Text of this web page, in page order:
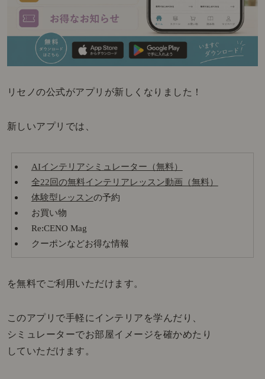
リセノの公式がアプリが新しくなりました！
新しいアプリでは、
AIインテリアシミュレーター（無料）
全22回の無料インテリアレッスン動画（無料）
体験型レッスンの予約
お買い物
Re:CENO Mag
クーポンなどお得な情報
を無料でご利用いただけます。
このアプリで手軽にインテリアを学んだり、
シミュレーターでお部屋イメージを確かめたり
していただけます。